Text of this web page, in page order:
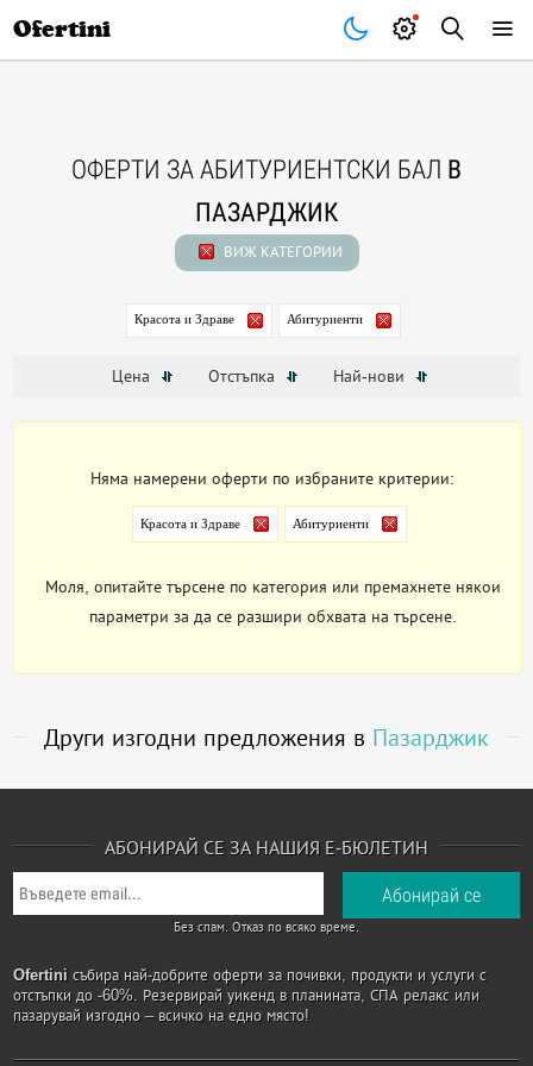
Ofertini
ОФЕРТИ ЗА АБИТУРИЕНТСКИ БАЛ В
ПАЗАРДЖИК
ВИЖ КАТЕГОРИИ
Красота и Здраве Абитуриенти
Цена Отстъпка Най-нови
Няма намерени оферти по избраните критерии:
Красота и Здраве Абитуриенти
Моля, опитайте търсене по категория или премахнете някои
параметри за да се разшири обхвата на търсене.
Други изгодни предложения в Пазарджик
АБОНИРАЙ СЕ ЗА НАШИЯ Е-БЮЛЕТИН
Без спам. Отказ по всяко време.
Ofertini събира най-добрите оферти за почивки, продукти и услуги с
отстъпки до -60%. Резервирай уикенд в планината, СПА релакс или
пазарувай изгодно – всичко на едно място!